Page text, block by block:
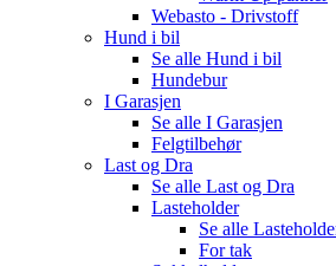
Webasto - Drivstoff
Hund i bil
Se alle Hund i bil
Hundebur
I Garasjen
Se alle I Garasjen
Felgtilbehør
Last og Dra
Se alle Last og Dra
Lasteholder
Se alle
For tak